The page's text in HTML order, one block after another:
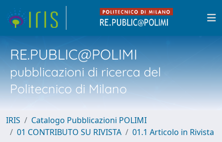
RE.PUBLIC@POLIMI
pubblicazioni di ricerca del
Politecnico di Milano
IRIS
Catalogo Pubblicazioni POLIMI
01 CONTRIBUTO SU RIVISTA
01.1 Articolo in Rivista